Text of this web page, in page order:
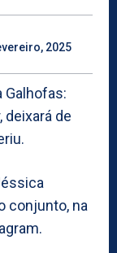
2025
Galhofas:
deixará de
conjunto, na